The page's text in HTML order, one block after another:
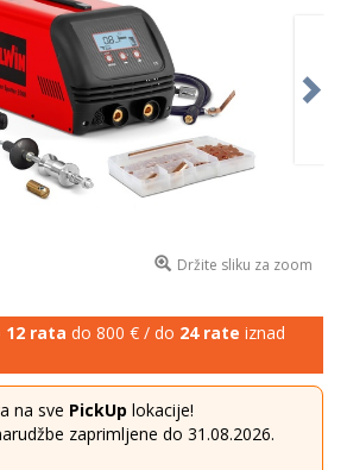
Držite sliku za zoom
12 rata do 800 € / do 24 rate iznad
na sve PickUp lokacije!
zaprimljene do 31.08.2026.